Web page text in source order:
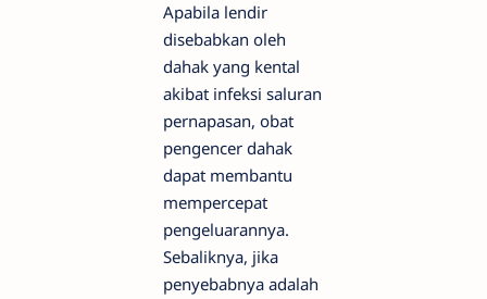
Apabila lendir
disebabkan oleh
dahak yang kental
akibat infeksi saluran
pernapasan, obat
pengencer dahak
dapat membantu
mempercepat
pengeluarannya.
Sebaliknya, jika
penyebabnya adalah